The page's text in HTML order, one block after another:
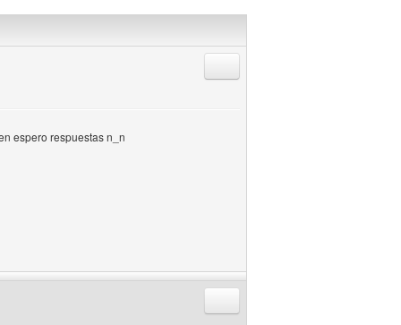
espero respuestas n_n